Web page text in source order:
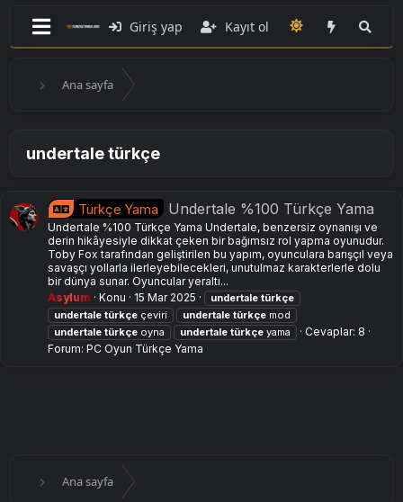
Giriş yap Kayıt ol
Ana sayfa
undertale türkçe
Türkçe Yama Undertale %100 Türkçe Yama
Undertale %100 Türkçe Yama Undertale, benzersiz oynanışı ve
derin hikâyesiyle dikkat çeken bir bağımsız rol yapma oyunudur.
Toby Fox tarafından geliştirilen bu yapım, oyunculara barışçıl veya
savaşçı yollarla ilerleyebilecekleri, unutulmaz karakterlerle dolu
bir dünya sunar. Oyuncular yeraltı...
Asylum
Konu 15 Mar 2025 undertale türkçe
undertale türkçe çeviri undertale türkçe mod
undertale türkçe oyna undertale türkçe yama
Cevaplar: 8
Forum: PC Oyun Türkçe Yama
Ana sayfa